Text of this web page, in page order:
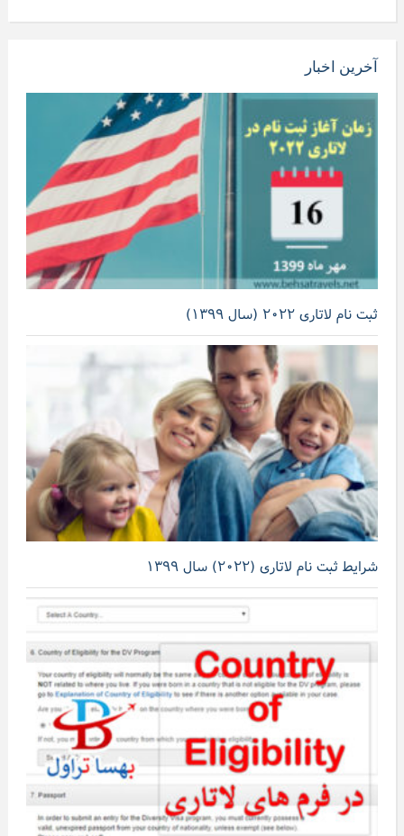
آخرین اخبار
ثبت نام لاتاری ۲۰۲۲ (سال ۱۳۹۹)
شرایط ثبت نام لاتاری (۲۰۲۲) سال ۱۳۹۹